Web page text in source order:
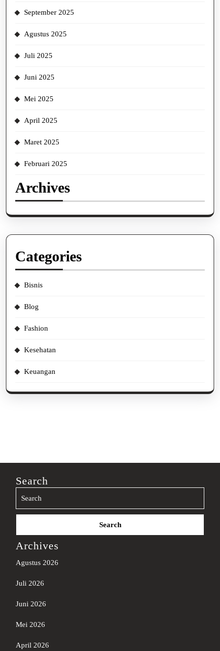
September 2025
Agustus 2025
Juli 2025
Juni 2025
Mei 2025
April 2025
Maret 2025
Februari 2025
Archives
Categories
Bisnis
Blog
Fashion
Kesehatan
Keuangan
Search
Search
Archives
Agustus 2026
Juli 2026
Juni 2026
Mei 2026
April 2026